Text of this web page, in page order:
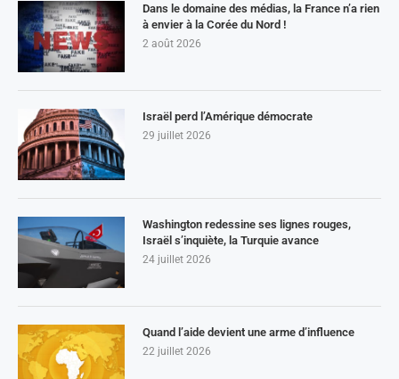
Dans le domaine des médias, la France n’a rien
à envier à la Corée du Nord !
2 août 2026
Israël perd l’Amérique démocrate
29 juillet 2026
Washington redessine ses lignes rouges,
Israël s’inquiète, la Turquie avance
24 juillet 2026
Quand l’aide devient une arme d’influence
22 juillet 2026